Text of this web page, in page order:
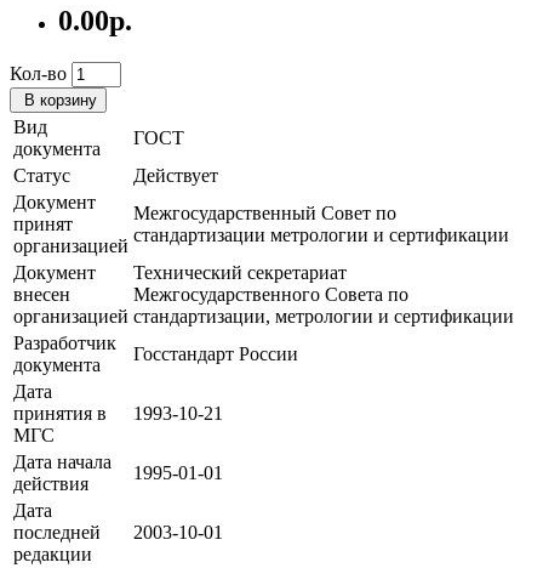
0.00р.
Кол-во
В корзину
Вид
документа
ГОСТ
Статус
Действует
Документ
принят
организацией
Межгосударственный Совет по
стандартизации метрологии и сертификации
Документ
внесен
организацией
Технический секретариат
Межгосударственного Совета по
стандартизации, метрологии и сертификации
Разработчик
документа
Госстандарт России
Дата
принятия в
МГС
1993-10-21
Дата начала
действия
1995-01-01
Дата
последней
редакции
2003-10-01